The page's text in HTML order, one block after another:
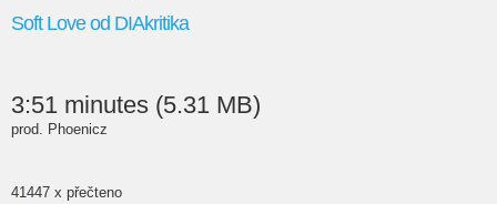
Soft Love od DIAkritika
3:51 minutes (5.31 MB)
prod. Phoenicz
41447 x přečteno